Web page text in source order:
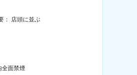
： 店頭に並ぶ
面禁煙